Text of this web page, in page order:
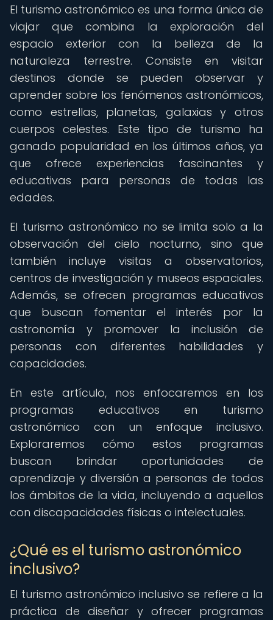
El turismo astronómico es una forma única de
viajar que combina la exploración del
espacio exterior con la belleza de la
naturaleza terrestre. Consiste en visitar
destinos donde se pueden observar y
aprender sobre los fenómenos astronómicos,
como estrellas, planetas, galaxias y otros
cuerpos celestes. Este tipo de turismo ha
ganado popularidad en los últimos años, ya
que ofrece experiencias fascinantes y
educativas para personas de todas las
edades.
El turismo astronómico no se limita solo a la
observación del cielo nocturno, sino que
también incluye visitas a observatorios,
centros de investigación y museos espaciales.
Además, se ofrecen programas educativos
que buscan fomentar el interés por la
astronomía y promover la inclusión de
personas con diferentes habilidades y
capacidades.
En este artículo, nos enfocaremos en los
programas educativos en turismo
astronómico con un enfoque inclusivo.
Exploraremos cómo estos programas
buscan brindar oportunidades de
aprendizaje y diversión a personas de todos
los ámbitos de la vida, incluyendo a aquellos
con discapacidades físicas o intelectuales.
¿Qué es el turismo astronómico
inclusivo?
El turismo astronómico inclusivo se refiere a la
práctica de diseñar y ofrecer programas